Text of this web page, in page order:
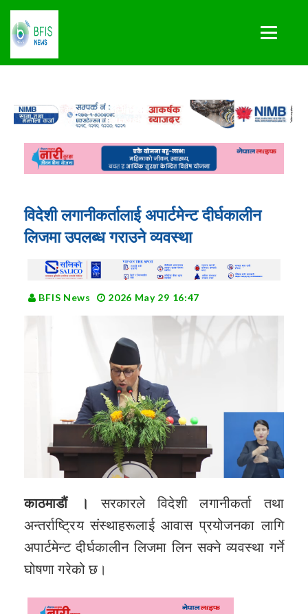
विदेशी लगानीकर्तालाई अपार्टमेन्ट दीर्घकालीन
लिजमा उपलब्ध गराउने व्यवस्था
BFIS News 2026 May 29 16:47
काठमाडौं ।सरकारले विदेशी लगानीकर्ता तथा
अन्तर्राष्ट्रिय संस्थाहरूलाई आवास प्रयोजनका लागि
अपार्टमेन्ट दीर्घकालीन लिजमा लिन सक्ने व्यवस्था गर्ने
घोषणा गरेको छ।